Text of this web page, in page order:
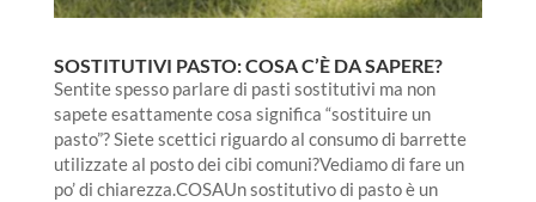
SOSTITUTIVI PASTO: COSA C’È DA SAPERE?
Sentite spesso parlare di pasti sostitutivi ma non
sapete esattamente cosa significa “sostituire un
pasto”? Siete scettici riguardo al consumo di barrette
utilizzate al posto dei cibi comuni?Vediamo di fare un
po’ di chiarezza.COSAUn sostitutivo di pasto è un